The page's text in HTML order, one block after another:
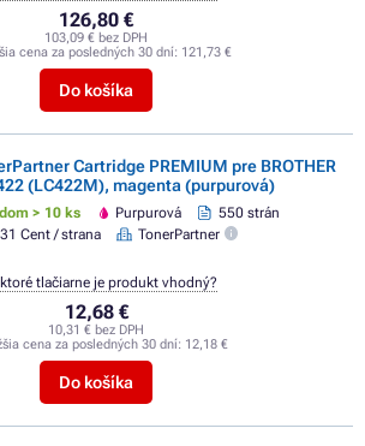
126,80 €
103,09 € bez DPH
cena za posledných 30 dní: 121,73 €
Do košíka
Cartridge PREMIUM pre BROTHER
(LC422M), magenta (purpurová)
> 10 ks Purpurová
550 strán
Cent / strana
TonerPartner
12,68 €
10,31 € bez DPH
cena za posledných 30 dní: 12,18 €
Do košíka
ktoré tlačiarne je produkt vhodný?